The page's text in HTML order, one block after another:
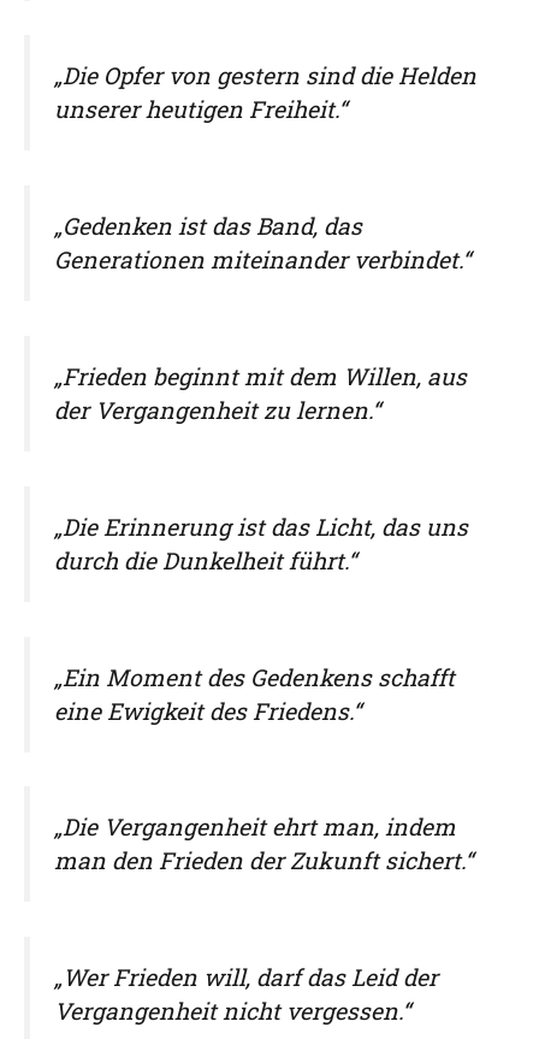
„Die Opfer von gestern sind die Helden
unserer heutigen Freiheit.“
„Gedenken ist das Band, das
Generationen miteinander verbindet.“
„Frieden beginnt mit dem Willen, aus
der Vergangenheit zu lernen.“
„Die Erinnerung ist das Licht, das uns
durch die Dunkelheit führt.“
„Ein Moment des Gedenkens schafft
eine Ewigkeit des Friedens.“
„Die Vergangenheit ehrt man, indem
man den Frieden der Zukunft sichert.“
„Wer Frieden will, darf das Leid der
Vergangenheit nicht vergessen.“